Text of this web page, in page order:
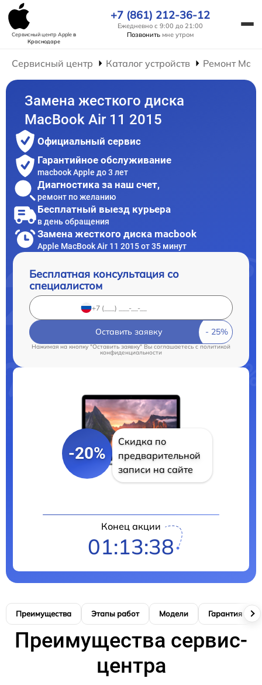
Сервисный центр Appleв
Краснодаре
+7 (861) 212-36-12
Ежедневно с 9:00 до 21:00
Позвонить мне утром
Сервисный центр Каталог устройств Ремонт
Замена жесткого диска
MacBook Air 11 2015
Официальный сервис
Гарантийное обслуживание
macbook Apple до 3 лет
Диагностика за наш счет,
ремонт по желанию
Бесплатный выезд курьера
в день обращения
Замена жесткого диска macbook
Apple MacBook Air 11 2015 от 35 минут
Бесплатная консультация со
специалистом
Оставить заявку
Нажимая на кнопку "Оставить заявку" Вы соглашаетесь cполитикой
конфиденциальности
-20%
Скидка по
предварительной
записи на сайте
Конец акции
01:13:37
Преимущества Этапы работ Модели Гарантия
Преимущества сервис-
центра